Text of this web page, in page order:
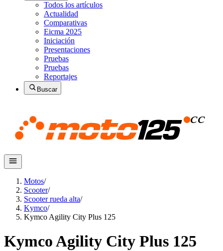
Todos los artículos
Actualidad
Comparativas
Eicma 2025
Iniciación
Presentaciones
Pruebas
Pruebas
Reportajes
Buscar
Motos/
Scooter/
Scooter rueda alta/
Kymco/
Kymco Agility City Plus 125
Kymco Agility City Plus 125